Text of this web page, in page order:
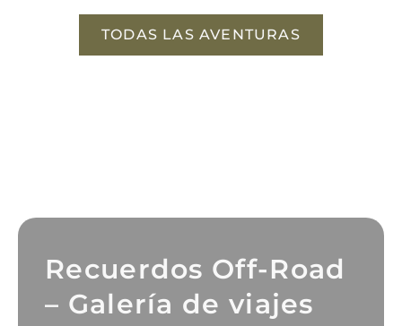
TODAS LAS AVENTURAS
Recuerdos Off-Road
– Galería de viajes